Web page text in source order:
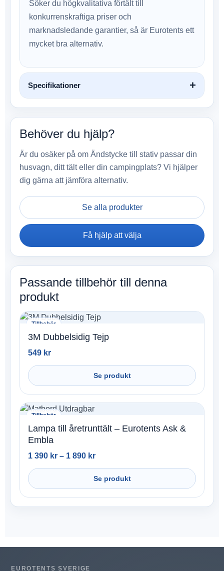
Söker du högkvalitativa förtält till
konkurrenskraftiga priser och
marknadsledande garantier, så är Eurotents ett
mycket bra alternativ.
Specifikationer
Behöver du hjälp?
Är du osäker på om Ändstycke till stativ passar din
husvagn, ditt tält eller din campingplats? Vi hjälper
dig gärna att jämföra alternativ.
Se alla produkter
Få hjälp att välja
Passande tillbehör till denna
produkt
Tillbehör
3M Dubbelsidig Tejp
549 kr
Se produkt
Tillbehör
Lampa till åretrunttält – Eurotents Ask &
Embla
1 390 kr – 1 890 kr
Se produkt
EUROTENTS SVERIGE